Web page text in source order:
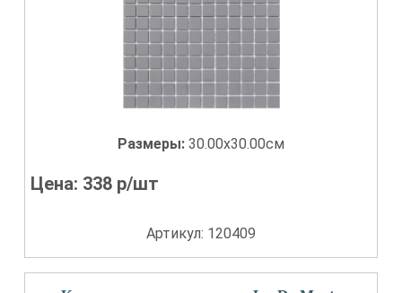
Размеры: 30.00x30.00см
Цена: 338 р/шт
Артикул: 120409